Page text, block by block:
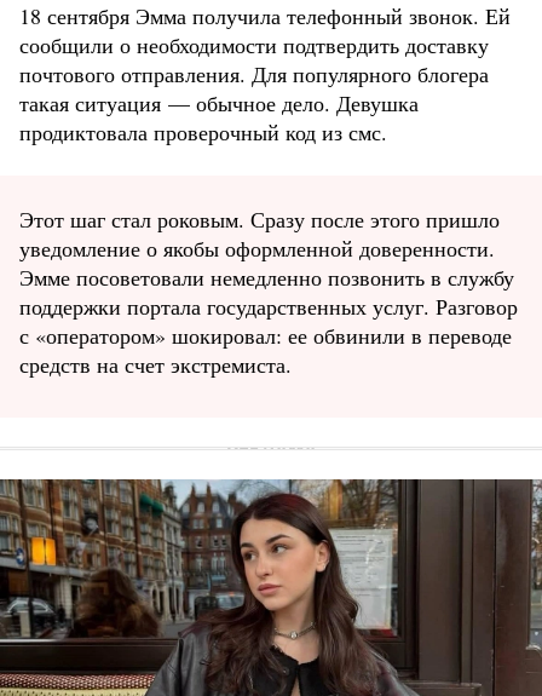
18 сентября Эмма получила телефонный звонок. Ей
сообщили о необходимости подтвердить доставку
почтового отправления. Для популярного блогера
такая ситуация — обычное дело. Девушка
продиктовала проверочный код из смс.
Этот шаг стал роковым. Сразу после этого пришло
уведомление о якобы оформленной доверенности.
Эмме посоветовали немедленно позвонить в службу
поддержки портала государственных услуг. Разговор
с «оператором» шокировал: ее обвинили в переводе
средств на счет экстремиста.